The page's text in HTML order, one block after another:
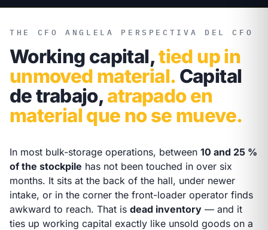
THE CFO ANGLE LA PERSPECTIVA DEL CFO
Working capital,tied up in
unmoved material. Capital
de trabajo,atrapado en
material que no se mueve.
In most bulk-storage operations, between 10 and 25 %
of the stockpile has not been touched in over six
months. It sits at the back of the hall, under newer
intake, or in the corner the front-loader operator finds
awkward to reach. That is dead inventory — and it
ties up working capital exactly like unsold goods on a